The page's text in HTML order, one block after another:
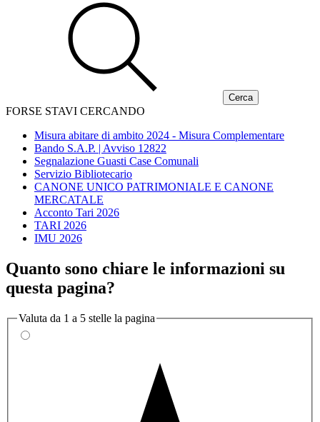
FORSE STAVI CERCANDO
Misura abitare di ambito 2024 - Misura Complementare
Bando S.A.P. | Avviso 12822
Segnalazione Guasti Case Comunali
Servizio Bibliotecario
CANONE UNICO PATRIMONIALE E CANONE
MERCATALE
Acconto Tari 2026
TARI 2026
IMU 2026
Quanto sono chiare le informazioni su
questa pagina?
Valuta da 1 a 5 stelle la pagina